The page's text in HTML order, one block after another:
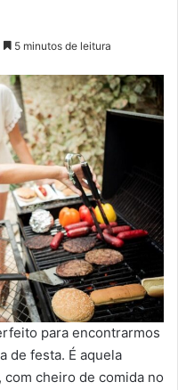
5 minutos de leitura
para encontrarmos
de festa. É aquela
cheiro de comida no